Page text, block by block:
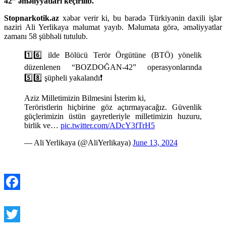
Stopnarkotik.az xəbər verir ki, bu barədə Türkiyənin daxili işlər
naziri Ali Yerlikaya məlumat yayıb. Məlumata görə, əməliyyatlar
zamanı 58 şübhəli tutulub.
1️⃣6️⃣ ilde Bölücü Terör Örgütüne (BTÖ) yönelik
düzenlenen “BOZDOĞAN-42” operasyonlarında
5️⃣8️⃣ şüpheli yakalandı❗️
Aziz Milletimizin Bilmesini İsterim ki,
Teröristlerin hiçbirine göz açtırmayacağız. Güvenlik
güçlerimizin üstün gayretleriyle milletimizin huzuru,
birlik ve… pic.twitter.com/ADcY3fTrH5
— Ali Yerlikaya (@AliYerlikaya) June 13, 2024